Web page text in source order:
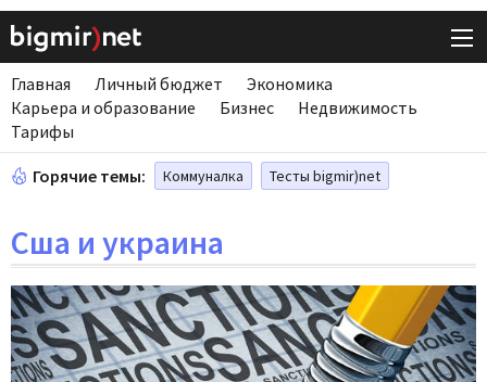
Главная Личный бюджет
Экономика
Карьера и образование
Бизнес
Недвижимость
Тарифы
Горячие темы: Коммуналка Тесты bigmir)net
Сша и украина